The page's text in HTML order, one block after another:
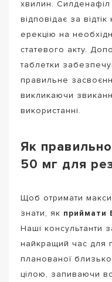
хвилин.
відповідає за
ерекцію на
статевого акту.
таблетки
правильне
викликаючи
використанні.
Як
50 мг для
Щоб отримати
знати, як приймати
Наші консультанти
найкращий час для
планованої
цілою, запиваючи